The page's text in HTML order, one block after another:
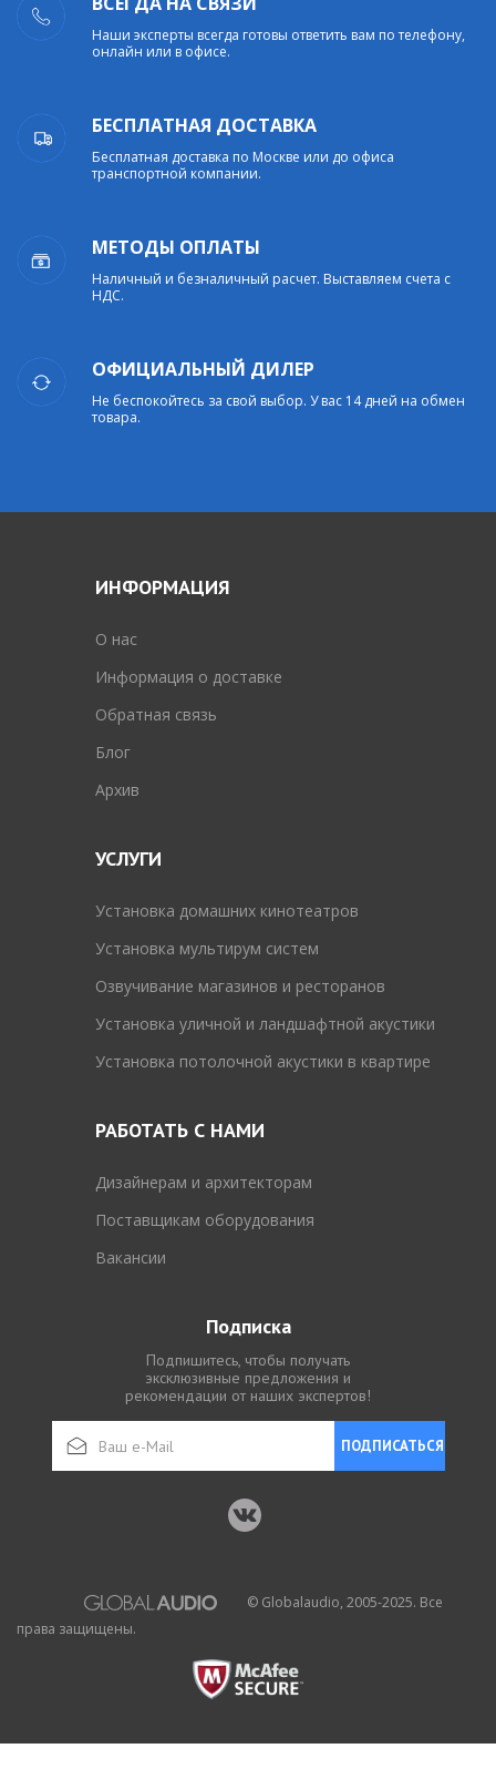
Наши эксперты всегда готовы ответить вам по телефону,
онлайн или в офисе.
БЕСПЛАТНАЯ ДОСТАВКА
Бесплатная доставка по Москве или до офиса
транспортной компании.
МЕТОДЫ ОПЛАТЫ
Наличный и безналичный расчет. Выставляем счета с
НДС.
ОФИЦИАЛЬНЫЙ ДИЛЕР
Не беспокойтесь за свой выбор. У вас 14 дней на обмен
товара.
ИНФОРМАЦИЯ
O нас
Информация о доставке
Обратная связь
Блог
Архив
УСЛУГИ
Установка домашних кинотеатров
Установка мультирум систем
Озвучивание магазинов и ресторанов
Установка уличной и ландшафтной акустики
Установка потолочной акустики в квартире
РАБОТАТЬ С НАМИ
Дизайнерам и архитекторам
Поставщикам оборудования
Вакансии
Подписка
Подпишитесь, чтобы получать
эксклюзивные предложения и
рекомендации от наших экспертов!
ПОДПИСАТЬСЯ
© Globalaudio, 2005-2025. Все
права защищены.